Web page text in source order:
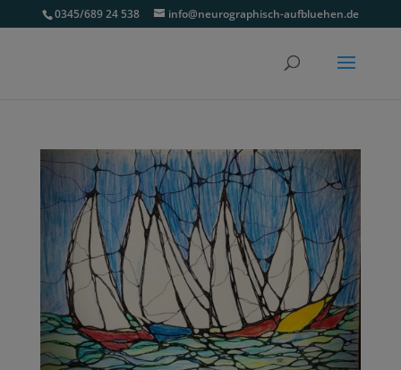
0345/689 24 538 info@neurographisch-aufbluehen.de